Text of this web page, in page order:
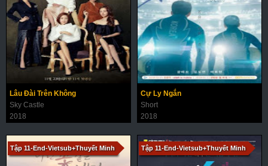
Lâu Đài Trên Không
Sky Castle
2018
Cự Ly Ngắn
Short
2018
Tập 11-End-Vietsub+Thuyết Minh Tập 11-End-Vietsub+Thuyết Minh